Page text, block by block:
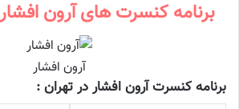
برنامه کنسرت های آرون افشار
آرون افشار
برنامه کنسرت آرون افشار در تهران :